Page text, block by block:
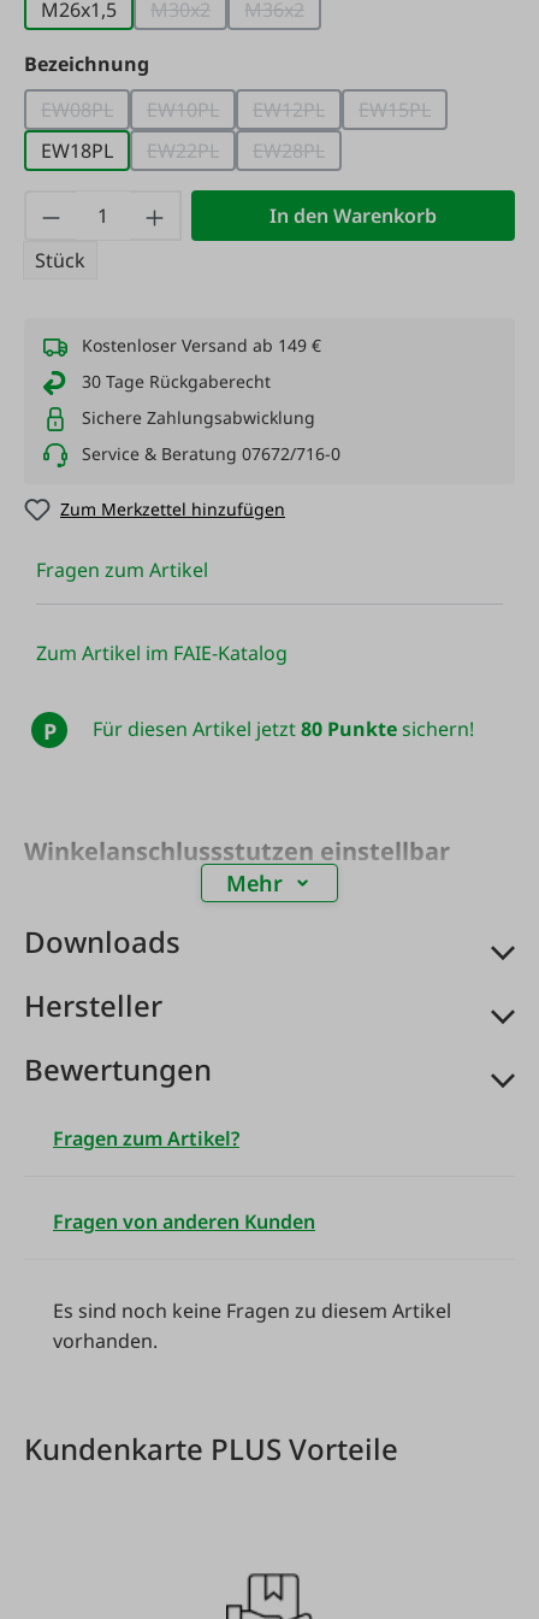
M26x1,5 M30x2(Diese Option ist zurzeit nicht verfügbar.)
M36x2(Diese Option ist zurzeit nicht
Bezeichnung
EW08PL(Diese Option ist zurzeit nicht verfügbar.)
EW10PL(Diese Option ist zurzeit nicht verfügbar.)
EW12PL(Diese Option ist zurzeit nicht
EW15PL(Diese Option ist
EW18PL EW22PL(Diese Option ist zurzeit nicht verfügbar.)
EW28PL(Diese Option ist zurzeit nicht
Produkt Anzahl: Gib den gewünschten
Stück
In den Warenkorb
Kostenloser Versand ab 149 €
30 Tage Rückgaberecht
Sichere Zahlungsabwicklung
Service & Beratung 07672/716-0
Zum Merkzettel hinzufügen
Fragen zum Artikel
Zum Artikel im FAIE-Katalog
P Für diesen Artikel jetzt80 Punktesichern!
Winkelanschlussstutzen einstellbar
Mehr
Downloads
Hersteller
Bewertungen
Fragen zum Artikel?
Fragen von anderen Kunden
Es sind noch keine Fragen zu diesem Artikel
vorhanden.
Kundenkarte PLUS Vorteile